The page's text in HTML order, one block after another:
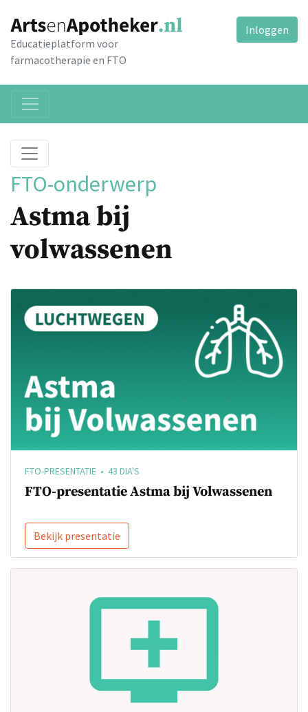
Educatieplatform voor
farmacotherapie en FTO
Inloggen
FTO-onderwerp
Astma bij
volwassenen
FTO-PRESENTATIE • 43 DIA'S
FTO-presentatie Astma bij Volwassenen
Bekijk presentatie